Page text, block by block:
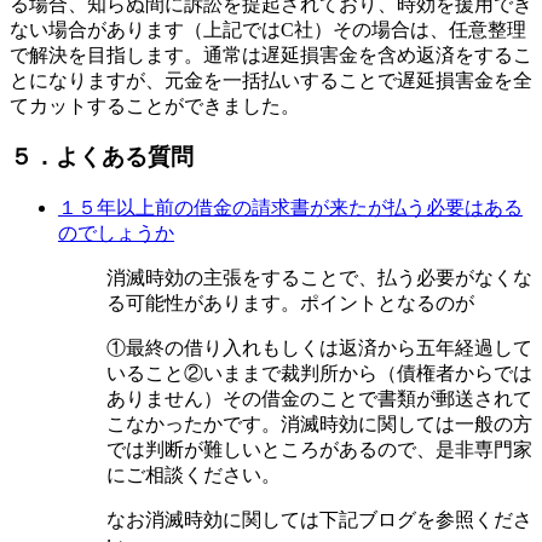
ない場合があります（上記ではC社）その場合は、任意整理
で解決を目指します。通常は遅延損害金を含め返済をするこ
とになりますが、元金を一括払いすることで遅延損害金を全
てカットすることができました。
５．よくある質問
１５年以上前の借金の請求書が来たが払う必要はある
のでしょうか
消滅時効の主張をすることで、払う必要がなくな
る可能性があります。ポイントとなるのが
①最終の借り入れもしくは返済から五年経過して
いること②いままで裁判所から（債権者からでは
ありません）その借金のことで書類が郵送されて
こなかったかです。消滅時効に関しては一般の方
では判断が難しいところがあるので、是非専門家
にご相談ください。
なお消滅時効に関しては下記ブログを参照くださ